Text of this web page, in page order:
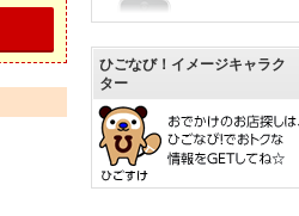
ひごなび！イメージキャラク
ター